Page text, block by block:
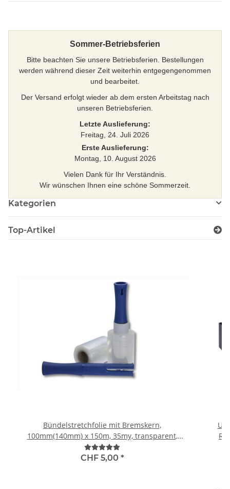
Sommer-Betriebsferien
Bitte beachten Sie unsere Betriebsferien. Bestellungen
werden während dieser Zeit weiterhin entgegengenommen
und bearbeitet.
Der Versand erfolgt wieder ab dem ersten Arbeitstag nach
unseren Betriebsferien.
Letzte Auslieferung:
Freitag, 24. Juli 2026
Erste Auslieferung:
Montag, 10. August 2026
Vielen Dank für Ihr Verständnis.
Wir wünschen Ihnen eine schöne Sommerzeit.
Kategorien
Top-Artikel
Bündelstretchfolie mit Bremskern,
100mm(140mm) x 150m, 35my, transparent,
Standard 150% (30 RL pro Karton), inkl. 1 Abroller
pro Karton
CHF 5,00 *